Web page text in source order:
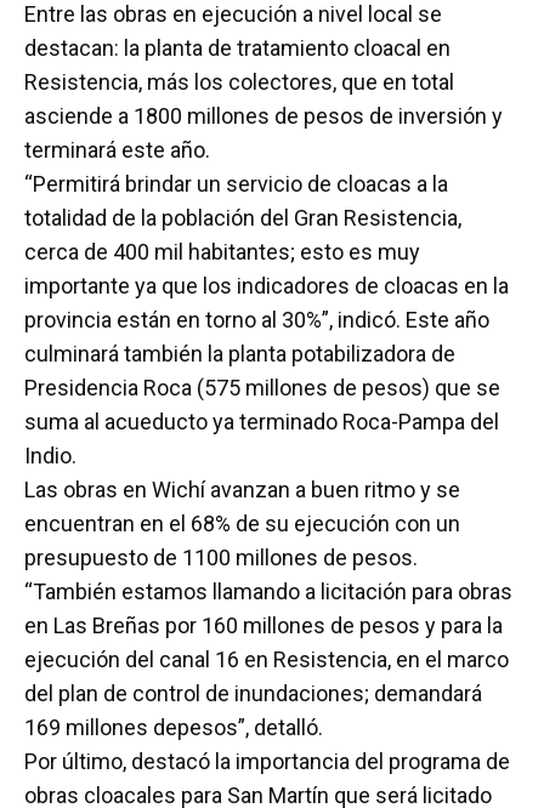
Entre las obras en ejecución a nivel local se
destacan: la planta de tratamiento cloacal en
Resistencia, más los colectores, que en total
asciende a 1800 millones de pesos de inversión y
terminará este año.
“Permitirá brindar un servicio de cloacas a la
totalidad de la población del Gran Resistencia,
cerca de 400 mil habitantes; esto es muy
importante ya que los indicadores de cloacas en la
provincia están en torno al 30%”, indicó. Este año
culminará también la planta potabilizadora de
Presidencia Roca (575 millones de pesos) que se
suma al acueducto ya terminado Roca-Pampa del
Indio.
Las obras en Wichí avanzan a buen ritmo y se
encuentran en el 68% de su ejecución con un
presupuesto de 1100 millones de pesos.
“También estamos llamando a licitación para obras
en Las Breñas por 160 millones de pesos y para la
ejecución del canal 16 en Resistencia, en el marco
del plan de control de inundaciones; demandará
169 millones depesos”, detalló.
Por último, destacó la importancia del programa de
obras cloacales para San Martín que será licitado